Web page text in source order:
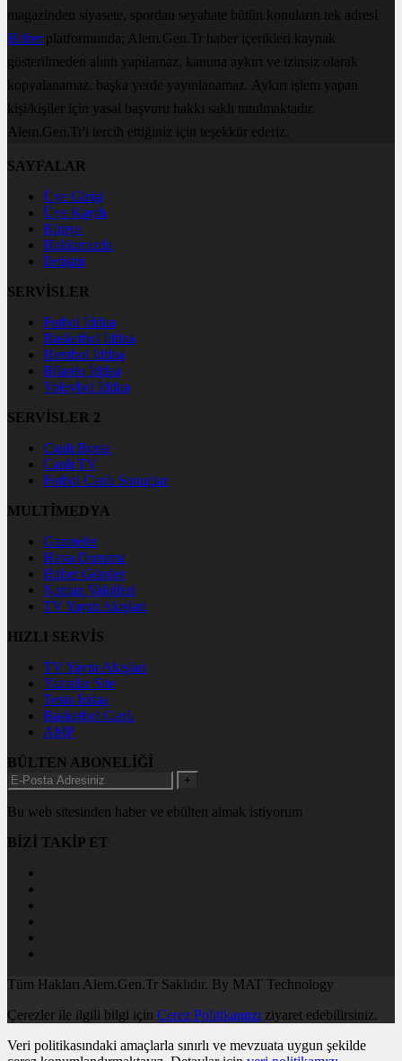
magazinden siyasete, spordan seyahate bütün konuların tek adresi
Haberplatformunda; Alem.Gen.Tr haber içerikleri kaynak
gösterilmeden alıntı yapılamaz, kanuna aykırı ve izinsiz olarak
kopyalanamaz, başka yerde yayınlanamaz. Aykırı işlem yapan
kişi/kişiler için yasal başvuru hakkı saklı tutulmaktadır.
Alem.Gen.Tr'i tercih ettiğiniz için teşekkür ederiz.
SAYFALAR
Üye Girişi
Üye Kaydı
Künye
Hakkımızda
İletişim
SERVİSLER
Futbol İddaa
Basketbol İddaa
Hentbol İddaa
Bilardo İddaa
Voleybol İddaa
SERVİSLER 2
Canlı Borsa
Canlı TV
Futbol Canlı Sonuçlar
MULTİMEDYA
Gazeteler
Hava Durumu
Haber Gönder
Namaz Vakitleri
TV Yayın Akışları
HIZLI SERVİS
TV Yayın Akışları
Yazarlar Site
Tenis İddaa
Basketbol Canlı
AMP
BÜLTEN ABONELİĞİ
+
Bu web sitesinden haber ve ebülten almak istiyorum
BİZİ TAKİP ET
Tüm Hakları Alem.Gen.Tr Saklıdır. By MAT Technology
Çerezler ile ilgili bilgi için Çerez Politikamızı ziyaret edebilirsiniz.
Veri politikasındaki amaçlarla sınırlı ve mevzuata uygun şekilde